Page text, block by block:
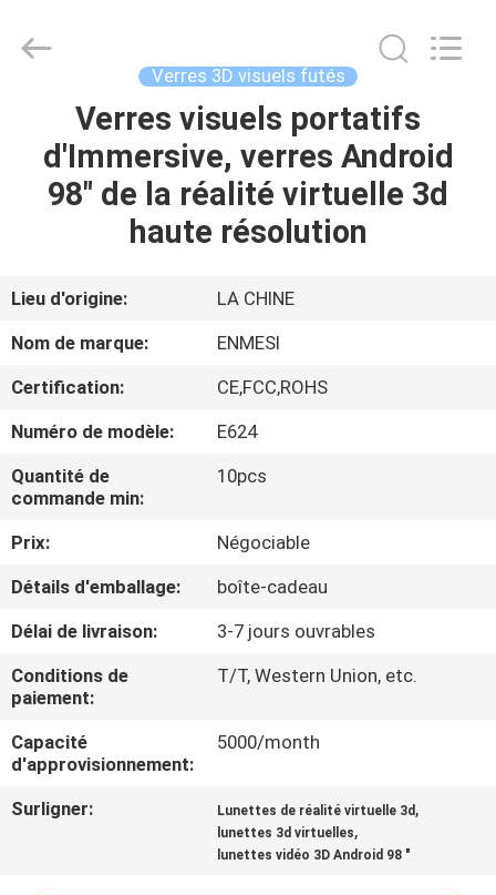
MAISON
PRODUITS
SUJET
DE
NOUS
VISITE
D'USINE
CONTRÔLE
DE
QUALITÉ
NOUVELLES
CAS
Intelligence
Technology
Verres 3D visuels futés
Verres visuels portatifs
d'Immersive, verres Android
98" de la réalité virtuelle 3d
haute résolution
Lieu d'origine:
LA CHINE
Nom de marque:
ENMESI
Certification:
CE,FCC,ROHS
Numéro de modèle:
E624
Quantité de
commande min:
10pcs
Prix:
Négociable
Détails d'emballage:
boîte-cadeau
Délai de livraison:
3-7 jours ouvrables
Conditions de
paiement:
T/T, Western Union, etc.
Capacité
d'approvisionnement:
5000/month
Surligner: Lunettes de réalité virtuelle 3d ,
lunettes 3d virtuelles,
lunettes vidéo 3D Android 98 "